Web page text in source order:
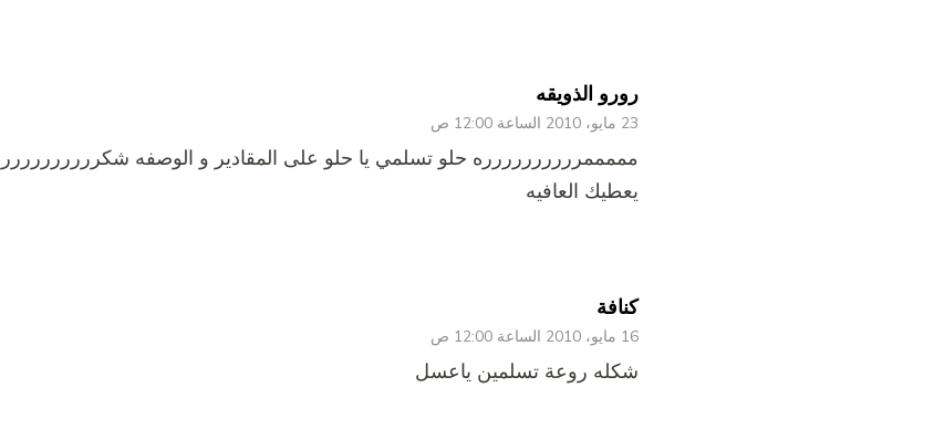
رورو الذويقه
23 مايو، 2010 الساعة 12:00 ص
مممممرررررررررره حلو تسلمي يا حلو على المقادير و الوصفه
يعطيك العافيه
كنافة
16 مايو، 2010 الساعة 12:00 ص
شكله روعة تسلمين ياعسل